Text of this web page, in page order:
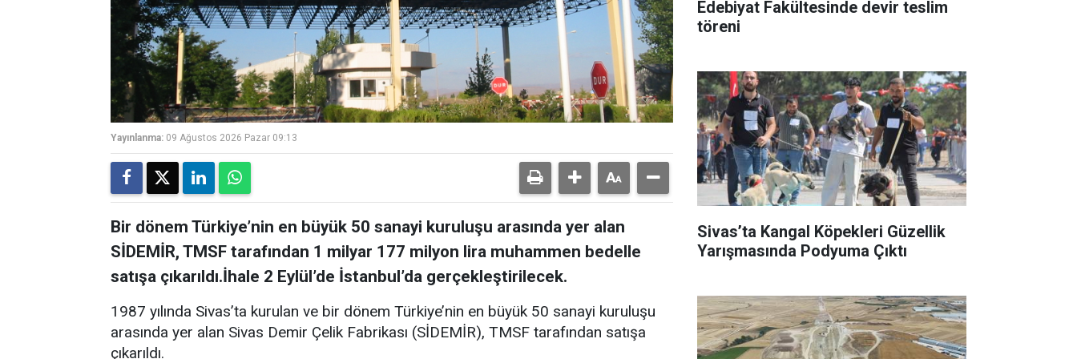
Yayınlanma: 09 Ağustos 2026 Pazar 09:13
Bir dönem Türkiye’nin en büyük 50 sanayi kuruluşu arasında yer alan
SİDEMİR, TMSF tarafından 1 milyar 177 milyon lira muhammen bedelle
satışa çıkarıldı.İhale 2 Eylül’de İstanbul’da gerçekleştirilecek.
1987 yılında Sivas’ta kurulan ve bir dönem Türkiye’nin en büyük 50 sanayi kuruluşu
arasında yer alan Sivas Demir Çelik Fabrikası (SİDEMİR), TMSF tarafından satışa
çıkarıldı.
Edebiyat Fakültesinde devir teslim
töreni
Sivas’ta Kangal Köpekleri Güzellik
Yarışmasında Podyuma Çıktı